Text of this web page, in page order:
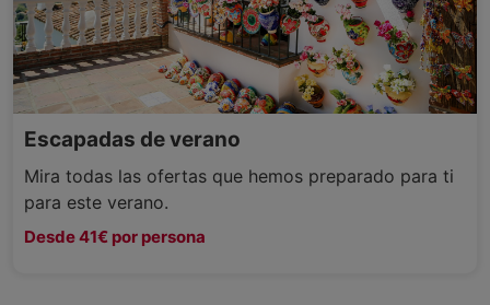
Escapadas de verano
Mira todas las ofertas que hemos preparado para ti
para este verano.
Desde 41€ por persona